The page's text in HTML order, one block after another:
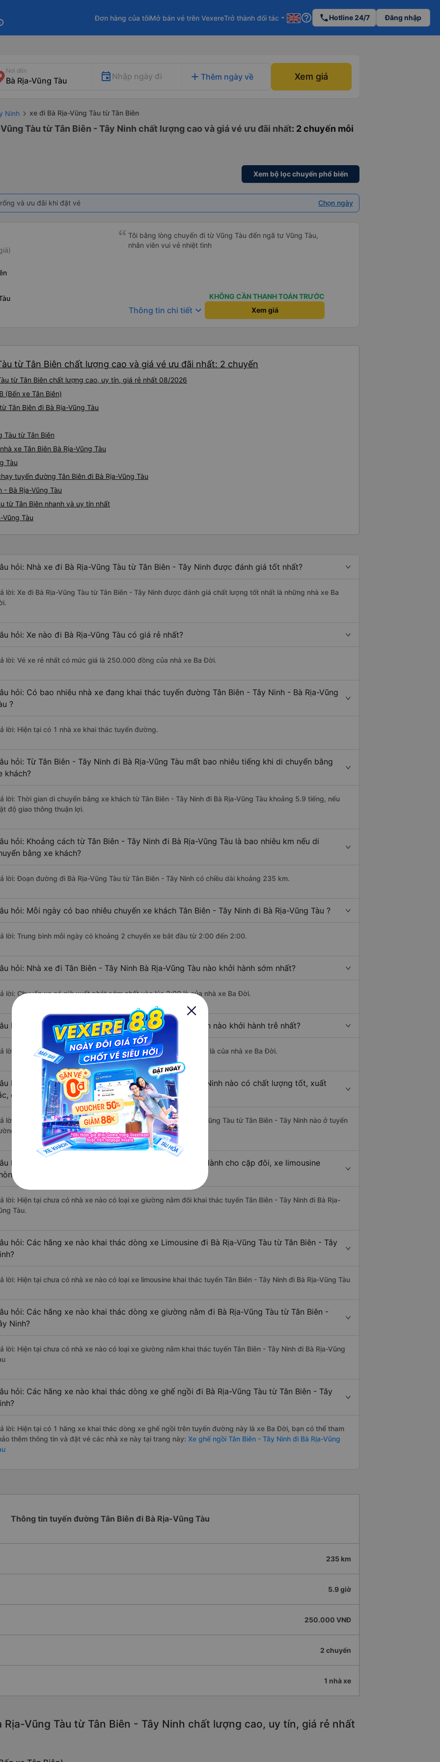
Đơn hàng của tôiMở bán vé trên VexereTrở thành đối tác arrow_drop_down help_outline phoneHotline 24/7 Đăng nhập
Nơi đến
Nhập ngày đi add Thêm ngày về Xem giá
Ninh xe đi Bà Rịa-Vũng Tàu từ Tân Biên
Tàu từ Tân Biên - Tây Ninh chất lượng cao và giá vé ưu đãi nhất: 2 chuyến mỗi
Xem bộ lọc chuyến phổ biến
và ưu đãi khi đặt vé Chọn ngày
Tôi bằng lòng chuyến đi từ Vũng Tàu đến ngã tư Vũng Tàu,
nhân viên vui vẻ nhiệt tình
KHÔNG CẦN THANH TOÁN TRƯỚC
Thông tin chi tiết keyboard_arrow_down Xem giá
từ Tân Biên chất lượng cao và giá vé ưu đãi nhất: 2 chuyến
từ Tân Biên chất lượng cao, uy tín, giá rẻ nhất 08/2026
(Bến xe Tân Biên)
Tân Biên đi Bà Rịa-Vũng Tàu
Tàu từ Tân Biên
xe Tân Biên Bà Rịa-Vũng Tàu
Tàu
tuyến đường Tân Biên đi Bà Rịa-Vũng Tàu
Bà Rịa-Vũng Tàu
từ Tân Biên nhanh và uy tín nhất
Tàu
hỏi: Nhà xe đi Bà Rịa-Vũng Tàu từ Tân Biên - Tây Ninh được đánh giá tốt nhất?
lời: Xe đi Bà Rịa-Vũng Tàu từ Tân Biên - Tây Ninh được đánh giá chất lượng tốt nhất là những nhà xe Ba
hỏi: Xe nào đi Bà Rịa-Vũng Tàu có giá rẻ nhất?
lời: Vé xe rẻ nhất có mức giá là 250.000 đồng của nhà xe Ba Đời.
hỏi: Có bao nhiêu nhà xe đang khai thác tuyến đường Tân Biên - Tây Ninh - Bà Rịa-Vũng
?
lời: Hiện tại có 1 nhà xe khai thác tuyến đường.
hỏi: Từ Tân Biên - Tây Ninh đi Bà Rịa-Vũng Tàu mất bao nhiêu tiếng khi di chuyển bằng
khách?
lời: Thời gian di chuyển bằng xe khách từ Tân Biên - Tây Ninh đi Bà Rịa-Vũng Tàu khoảng 5.9 tiếng, nếu
độ giao thông thuận lợi.
hỏi: Khoảng cách từ Tân Biên - Tây Ninh đi Bà Rịa-Vũng Tàu là bao nhiêu km nếu di
bằng xe khách?
lời: Đoạn đường đi Bà Rịa-Vũng Tàu từ Tân Biên - Tây Ninh có chiều dài khoảng 235 km.
hỏi: Mỗi ngày có bao nhiêu chuyến xe khách Tân Biên - Tây Ninh đi Bà Rịa-Vũng Tàu ?
lời: Trung bình mỗi ngày có khoảng 2 chuyến xe bắt đầu từ 2:00 đến 2:00.
hỏi: Nhà xe đi Tân Biên - Tây Ninh Bà Rịa-Vũng Tàu nào khởi hành sớm nhất?
lời: Chuyến xe có giờ xuất phát sớm nhất vào lúc 2:00 là của nhà xe Ba Đời.
hỏi: Nhà xe đi Bà Rịa-Vũng Tàu từ Tân Biên - Tây Ninh nào khởi hành trễ nhất?
lời: Chuyến xe có giờ xuất phát trễ (muộn) nhất là vào lúc 2:00 là của nhà xe Ba Đời.
hỏi: Review xe đi Bà Rịa-Vũng Tàu từ Tân Biên - Tây Ninh nào có chất lượng tốt, xuất
cao cấp nhất?
lời: Tạm thời chưa đủ review để đánh giá có nhà xe đi Bà Rịa-Vũng Tàu từ Tân Biên - Tây Ninh nào ở tuyến
này có chất lượng xuất sắc.
hỏi: Có loại xe Tân Biên - Tây Ninh Bà Rịa-Vũng Tàu dành cho cặp đôi, xe limousine
đôi không?
lời: Hiện tại chưa có nhà xe nào có loại xe giường nằm đôi khai thác tuyến Tân Biên - Tây Ninh đi Bà Rịa-
Tàu.
hỏi: Các hãng xe nào khai thác dòng xe Limousine đi Bà Rịa-Vũng Tàu từ Tân Biên - Tây
lời: Hiện tại chưa có nhà xe nào có loại xe limousine khai thác tuyến Tân Biên - Tây Ninh đi Bà Rịa-Vũng Tàu
hỏi: Các hãng xe nào khai thác dòng xe giường nằm đi Bà Rịa-Vũng Tàu từ Tân Biên -
Ninh?
lời: Hiện tại chưa có nhà xe nào có loại xe giường nằm khai thác tuyến Tân Biên - Tây Ninh đi Bà Rịa-Vũng
hỏi: Các hãng xe nào khai thác dòng xe ghế ngồi đi Bà Rịa-Vũng Tàu từ Tân Biên - Tây
lời: Hiện tại có 1 hãng xe khai thác dòng xe ghế ngồi trên tuyến đường này là xe Ba Đời, bạn có thể tham
thêm thông tin và đặt vé các nhà xe này tại trang này: Xe ghế ngồi Tân Biên - Tây Ninh đi Bà Rịa-Vũng
Thông tin tuyến đường Tân Biên đi Bà Rịa-Vũng Tàu
235 km
5.9 giờ
250.000 VNĐ
2 chuyến
1 nhà xe
Rịa-Vũng Tàu từ Tân Biên - Tây Ninh chất lượng cao, uy tín, giá rẻ nhất